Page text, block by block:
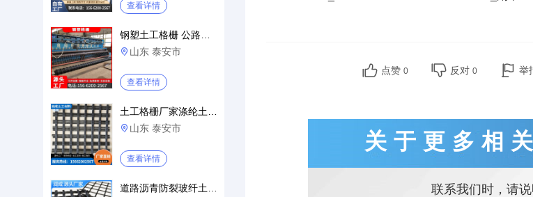
查看详情
 山东 泰安市
查看详情
 山东 泰安市
查看详情
点赞 0 反对 0 举
关于更多相
联系我们时，请